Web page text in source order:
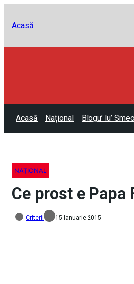
Acasă
Acasă Național Blogu’ lu’ Smeo
NAȚIONAL
Ce prost e Papa
Criterii 15 Ianuarie 2015